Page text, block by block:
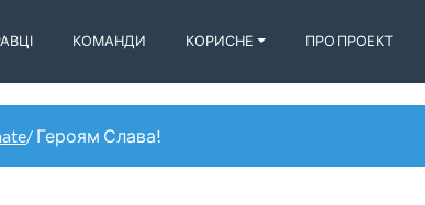
КОМАНДИ КОРИСНЕ ПРО ПРОЕКТ
/ Героям Слава!